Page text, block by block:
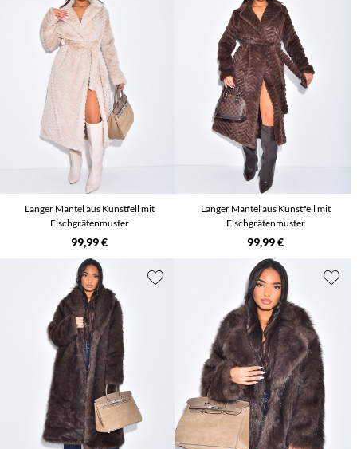
Langer Mantel aus Kunstfell mit
Fischgrätenmuster
99,99 €
Langer Mantel aus Kunstfell mit
Fischgrätenmuster
99,99 €